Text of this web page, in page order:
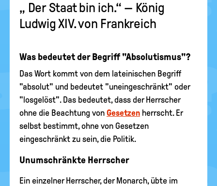
„ Der Staat bin ich.“ — König
Ludwig XIV. von Frankreich
Was bedeutet der Begriff "Absolutismus"?
Das Wort kommt von dem lateinischen Begriff
"absolut" und bedeutet "uneingeschränkt" oder
"losgelöst". Das bedeutet, dass der Herrscher
ohne die Beachtung von Gesetzen herrscht. Er
selbst bestimmt, ohne von Gesetzen
eingeschränkt zu sein, die Politik.
Unumschränkte Herrscher
Ein einzelner Herrscher, der Monarch, übte im